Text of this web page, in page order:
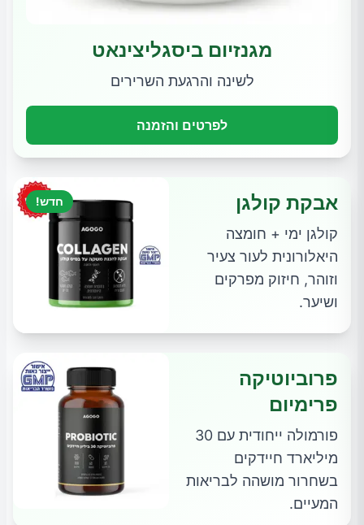
מגנזיום ביסגליצינאט
לשינה והרגעת השרירים
לפרטים והזמנה
חדש! אבקת קולגן
קולגן ימי + חומצה
היאלורונית לעור צעיר
וזוהר, חיזוק מפרקים
ושיער.
פרוביוטיקה
פרימיום
פורמולה ייחודית עם 30
מיליארד חיידקים
בשחרור מושהה לבריאות
המעיים.